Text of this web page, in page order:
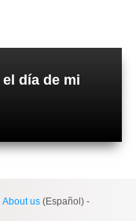
día de mi
About us (Español) -